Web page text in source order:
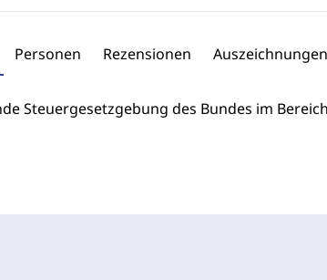
Personen Rezensionen Auszeichnungen
Steuergesetzgebung des Bundes im